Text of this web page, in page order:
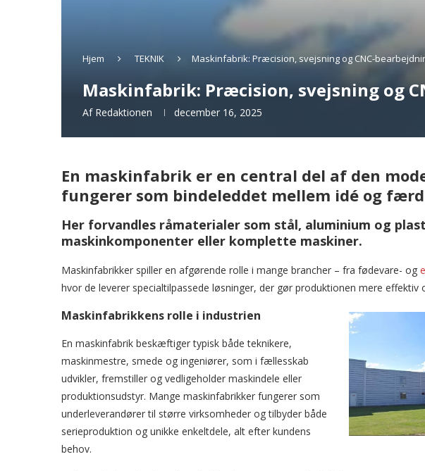
Hjem TEKNIK Maskinfabrik: Præcision, svejsning og CNC-
Maskinfabrik: Præcision, svejsning og
Af Redaktionen december 16, 2025
En maskinfabrik er en central del af den
fungerer som bindeleddet mellem idé og
Her forvandles råmaterialer som stål, aluminium og
maskinkomponenter eller komplette maskiner.
Maskinfabrikker spiller en afgørende rolle i mange brancher – fra fødevare- og
hvor de leverer specialtilpassede løsninger, der gør produktionen mere effektiv
Maskinfabrikkens rolle i industrien
En maskinfabrik beskæftiger typisk både teknikere,
maskinmestre, smede og ingeniører, som i fællesskab
udvikler, fremstiller og vedligeholder maskindele eller
produktionsudstyr. Mange maskinfabrikker fungerer som
underleverandører til større virksomheder og tilbyder både
serieproduktion og unikke enkeltdele, alt efter kundens
behov.